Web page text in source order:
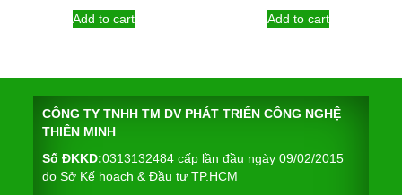
Add to cart
was:
Add to cart
CÔNG TY TNHH TM DV PHÁT TRIỂN CÔNG NGHỆ
THIÊN MINH
Số ĐKKD:0313132484 cấp lần đầu ngày 09/02/2015
do Sở Kế hoạch & Đầu tư TP.HCM